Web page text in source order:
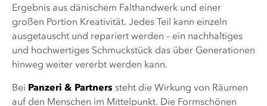
Ergebnis aus dänischem Falthandwerk und einer
großen Portion Kreativität. Jedes Teil kann einzeln
ausgetauscht und repariert werden – ein nachhaltiges
und hochwertiges Schmuckstück das über Generationen
hinweg weiter vererbt werden kann.
Bei Panzeri & Partners steht die Wirkung von Räumen
auf den Menschen im Mittelpunkt. Die Formschönen